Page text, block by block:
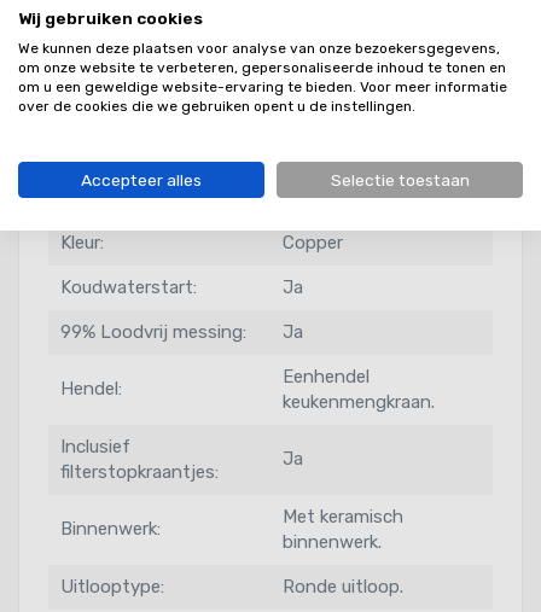
meer modellen van
Extra info
Levertijd: Voorraad
Kleur: Copper
Koudwaterstart: Ja
99% Loodvrij messing: Ja
Hendel:
Eenhendel
keukenmengkraan.
Inclusief
filterstopkraantjes:
Ja
Binnenwerk:
Met keramisch
binnenwerk.
Uitlooptype: Ronde uitloop.
Wij gebruiken cookies
We kunnen deze plaatsen voor analyse van onze bezoekersgegevens,
om onze website te verbeteren, gepersonaliseerde inhoud te tonen en
om u een geweldige website-ervaring te bieden. Voor meer informatie
over de cookies die we gebruiken opent u de instellingen.
Accepteer alles Selectie toestaan